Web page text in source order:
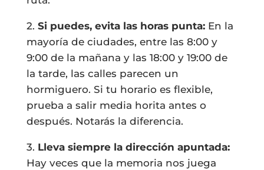
2. Si puedes, evita las horas punta:En la
mayoría de ciudades, entre las 8:00 y
9:00 de la mañana y las 18:00 y 19:00 de
la tarde, las calles parecen un
hormiguero. Si tu horario es flexible,
prueba a salir media horita antes o
después. Notarás la diferencia.
3. Lleva siempre la dirección apuntada:
Hay veces que la memoria nos juega